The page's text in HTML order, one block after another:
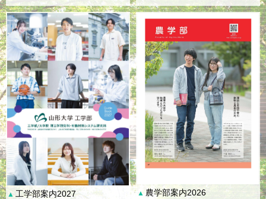
▲ 工学部案内2027 ▲ 農学部案内2026